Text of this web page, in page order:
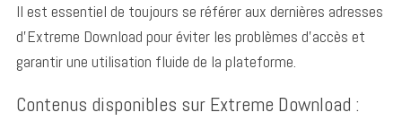
Il est essentiel de toujours se référer aux dernières adresses
d’Extreme Download pour éviter les problèmes d’accès et
garantir une utilisation fluide de la plateforme.
Contenus disponibles sur Extreme Download :